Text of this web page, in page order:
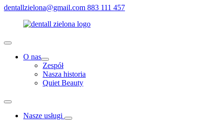
dentallzielona@gmail.com 883 111 457
O nas
Zespół
Nasza historia
Quiet Beauty
Nasze usługi